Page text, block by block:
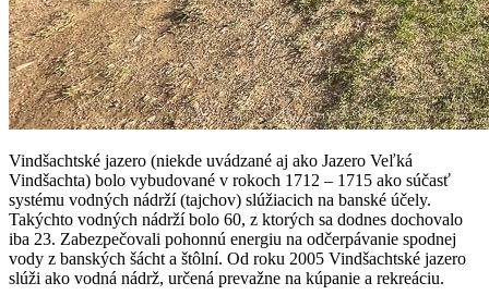
Vindšachtské jazero (niekde uvádzané aj ako Jazero Veľká
Vindšachta) bolo vybudované v rokoch 1712 – 1715 ako súčasť
systému vodných nádrží (tajchov) slúžiacich na banské účely.
Takýchto vodných nádrží bolo 60, z ktorých sa dodnes dochovalo
iba 23. Zabezpečovali pohonnú energiu na odčerpávanie spodnej
vody z banských šácht a štôlní. Od roku 2005 Vindšachtské jazero
slúži ako vodná nádrž, určená prevažne na kúpanie a rekreáciu.